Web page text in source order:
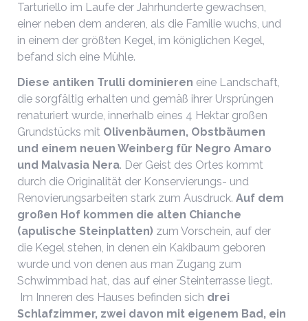
Tarturiello im Laufe der Jahrhunderte gewachsen,
einer neben dem anderen, als die Familie wuchs, und
in einem der größten Kegel, im königlichen Kegel,
befand sich eine Mühle.
Diese antiken Trulli dominieren eine Landschaft,
die sorgfältig erhalten und gemäß ihrer Ursprüngen
renaturiert wurde, innerhalb eines 4 Hektar großen
Grundstücks mit Olivenbäumen, Obstbäumen
und einem neuen Weinberg für Negro Amaro
und Malvasia Nera. Der Geist des Ortes kommt
durch die Originalität der Konservierungs- und
Renovierungsarbeiten stark zum Ausdruck. Auf dem
großen Hof kommen die alten Chianche
(apulische Steinplatten) zum Vorschein, auf der
die Kegel stehen, in denen ein Kakibaum geboren
wurde und von denen aus man Zugang zum
Schwimmbad hat, das auf einer Steinterrasse liegt.
Im Inneren des Hauses befinden sich drei
Schlafzimmer, zwei davon mit eigenem Bad, ein